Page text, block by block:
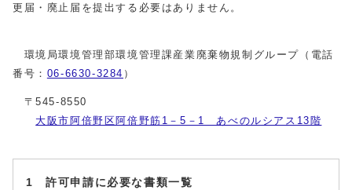
更届・廃止届を提出する必要はありません。
環境局環境管理部環境管理課産業廃棄物規制グループ（電話
番号： 06-6630-3284 ）
〒545-8550
大阪市阿倍野区阿倍野筋1－5－1 あべのルシアス13階
1 許可申請に必要な書類一覧